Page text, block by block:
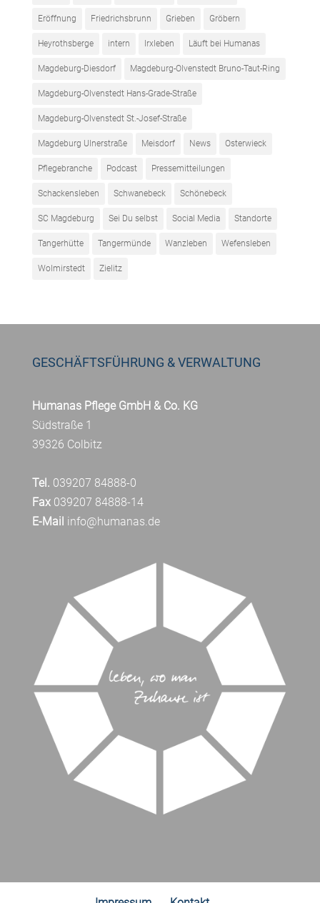
Eröffnung Friedrichsbrunn Grieben Gröbern
Heyrothsberge intern Irxleben Läuft bei Humanas
Magdeburg-Diesdorf Magdeburg-Olvenstedt Bruno-Taut-Ring
Magdeburg-Olvenstedt Hans-Grade-Straße
Magdeburg-Olvenstedt St.-Josef-Straße
Magdeburg Ulnerstraße Meisdorf News Osterwieck
Pflegebranche Podcast Pressemitteilungen
Schackensleben Schwanebeck Schönebeck
SC Magdeburg Sei Du selbst Social Media Standorte
Tangerhütte Tangermünde Wanzleben Wefensleben
Wolmirstedt Zielitz
GESCHÄFTSFÜHRUNG & VERWALTUNG
Humanas Pflege GmbH & Co. KG
Südstraße 1
39326 Colbitz
Tel. 039207 84888-0
Fax039207 84888-14
E-Mail info@humanas.de